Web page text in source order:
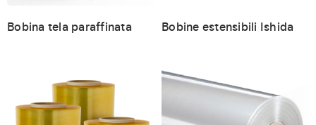
Bobina tela paraffinata Bobine estensibili Ishida